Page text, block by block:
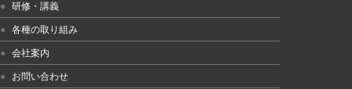
研修・講義
各種の取り組み
会社案内
お問い合わせ